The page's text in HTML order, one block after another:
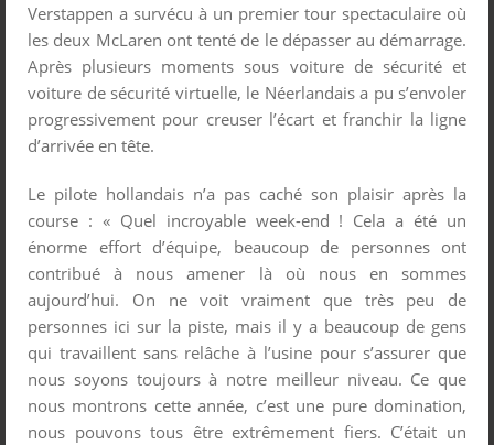
Verstappen a survécu à un premier tour spectaculaire où
les deux McLaren ont tenté de le dépasser au démarrage.
Après plusieurs moments sous voiture de sécurité et
voiture de sécurité virtuelle, le Néerlandais a pu s’envoler
progressivement pour creuser l’écart et franchir la ligne
d’arrivée en tête.
Le pilote hollandais n’a pas caché son plaisir après la
course : « Quel incroyable week-end ! Cela a été un
énorme effort d’équipe, beaucoup de personnes ont
contribué à nous amener là où nous en sommes
aujourd’hui. On ne voit vraiment que très peu de
personnes ici sur la piste, mais il y a beaucoup de gens
qui travaillent sans relâche à l’usine pour s’assurer que
nous soyons toujours à notre meilleur niveau. Ce que
nous montrons cette année, c’est une pure domination,
nous pouvons tous être extrêmement fiers. C’était un